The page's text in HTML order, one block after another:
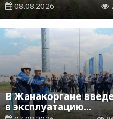
08.08.2026
В Жанакоргане
в эксплуатацию